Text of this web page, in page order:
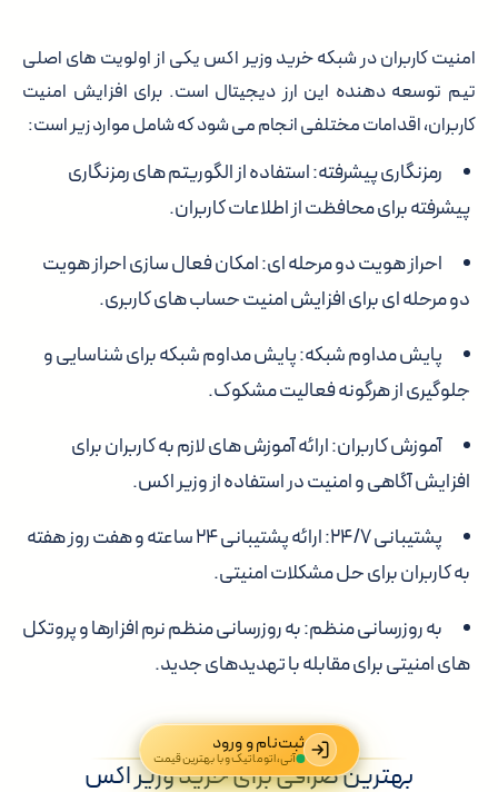
امنیت کاربران در شبکه خرید وزیر اکس یکی از اولویت های اصلی
تیم توسعه دهنده این ارز دیجیتال است. برای افزایش امنیت
کاربران، اقدامات مختلفی انجام می شود که شامل موارد زیر است:
رمزنگاری پیشرفته:استفاده از الگوریتم های رمزنگاری
پیشرفته برای محافظت از اطلاعات کاربران.
احراز هویت دو مرحله ای:امکان فعال سازی احراز هویت
دو مرحله ای برای افزایش امنیت حساب های کاربری.
پایش مداوم شبکه:پایش مداوم شبکه برای شناسایی و
جلوگیری از هرگونه فعالیت مشکوک.
آموزش کاربران:ارائه آموزش های لازم به کاربران برای
افزایش آگاهی و امنیت در استفاده از وزیر اکس.
پشتیبانی ۲۴/۷:
ارائه پشتیبانی ۲۴ ساعته و هفت روز هفته
به کاربران برای حل مشکلات امنیتی.
به روزرسانی منظم:به روزرسانی منظم نرم افزارها و پروتکل
های امنیتی برای مقابله با تهدیدهای جدید.
بهترین صرافی برای خرید وزیر اکس
ثبت‌نام و ورود
آنی، اتوماتیک و با بهترین قیمت